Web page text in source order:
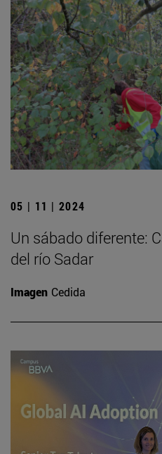
05 | 11 | 2024
Un sábado diferente:
del río Sadar
Imagen Cedida